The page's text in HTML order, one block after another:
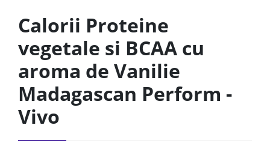
Calorii Proteine
vegetale si BCAA cu
aroma de Vanilie
Madagascan Perform -
Vivo